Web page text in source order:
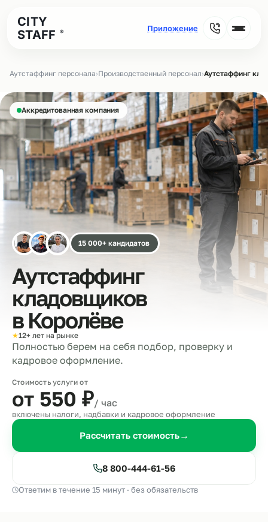
CITY
STAFF
®
Аутстаффинг персонала›Производственный персонал›Аутстаффинг
Аккредитованная компания
15 000+ кандидатов
Аутстаффинг
кладовщиков
в Королёве
★12+ лет на рынке
Полностью берем на себя подбор, проверку и
кадровое оформление.
Стоимость услуги от
от 550 ₽/ час
включены налоги, надбавки и кадровое оформление
Рассчитать стоимость→
8 800-444-61-56
Ответим в течение 15 минут · без обязательств